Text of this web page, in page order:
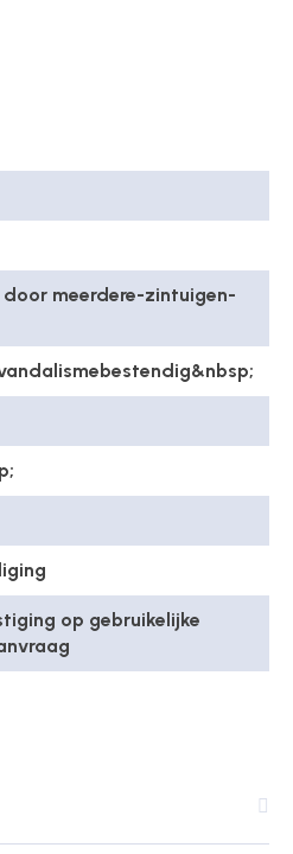
meerdere-zintuigen-
op gebruikelijke